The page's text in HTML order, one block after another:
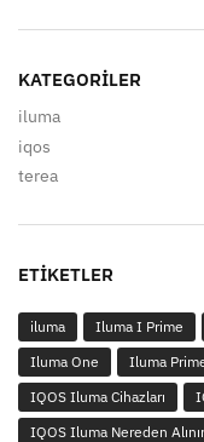
KATEGORILER
iluma
iqos
terea
ETIKETLER
iluma Iluma I Prime
Iluma One
Iluma
IQOS Iluma Cihazları
IQOS Iluma Nereden Alınır